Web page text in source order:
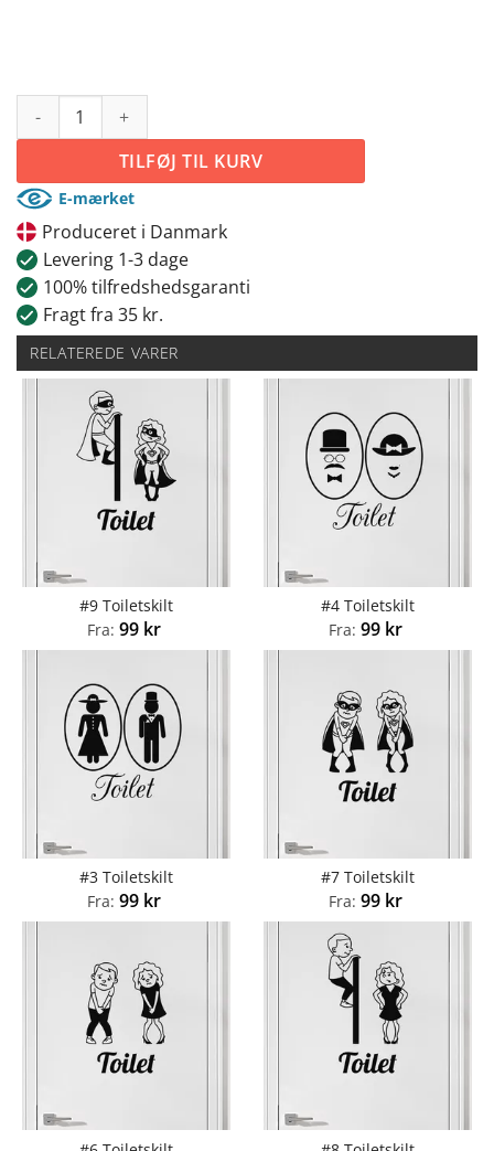
#2 Toiletskilt antal
TILFØJ TIL KURV
E-mærket
Produceret i Danmark
Levering 1-3 dage
100% tilfredshedsgaranti
Fragt fra 35 kr.
RELATEREDE VARER
#9 Toiletskilt
Fra: 99 kr
#4 Toiletskilt
Fra: 99 kr
#3 Toiletskilt
Fra: 99 kr
#7 Toiletskilt
Fra: 99 kr